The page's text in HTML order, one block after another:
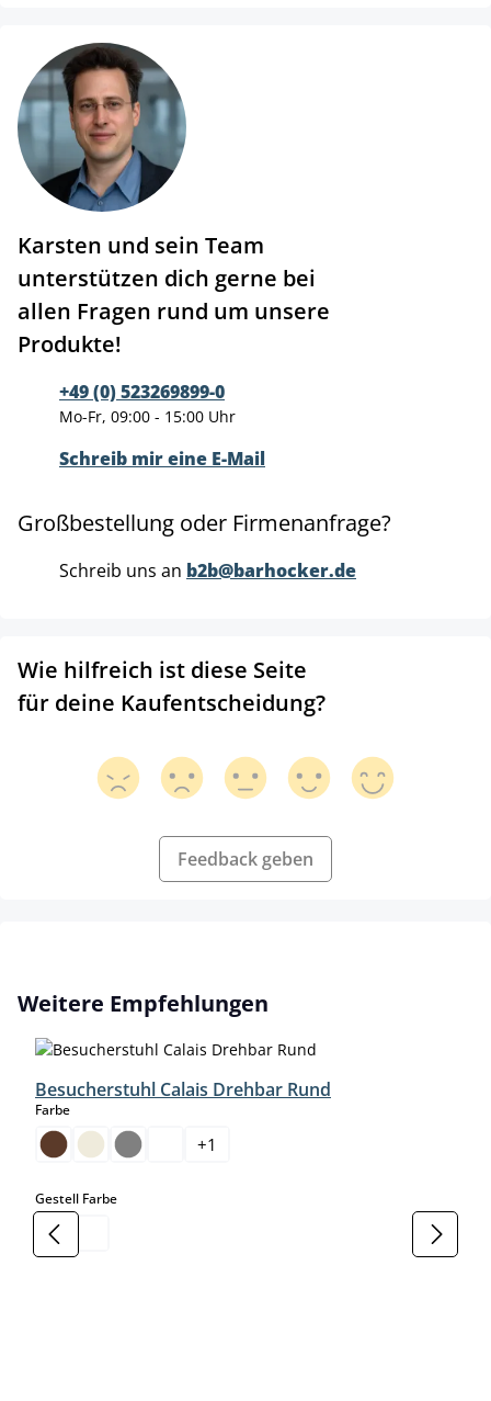
Karsten und sein Team
unterstützen dich gerne bei
allen Fragen rund um unsere
Produkte!
+49 (0) 523269899-0
Mo-Fr, 09:00 - 15:00 Uhr
Schreib mir eine E-Mail
Großbestellung oder Firmenanfrage?
Schreib uns an b2b@barhocker.de
Wie hilfreich ist diese Seite
für deine Kaufentscheidung?
Feedback geben
Produktgalerie überspringen
Weitere Empfehlungen
Besucherstuhl Calais Drehbar Rund
Farbeauswählen
+1
Gestell Farbeauswählen